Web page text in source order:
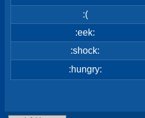
:(
:eek:
:shock:
:hungry: